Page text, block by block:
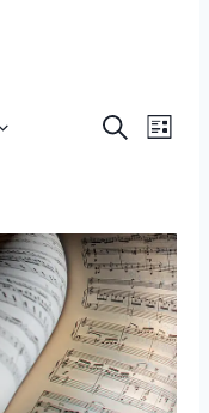
und
SucheListe